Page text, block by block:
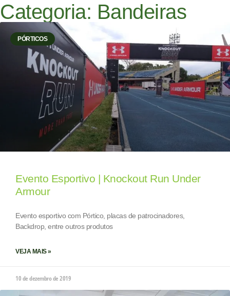
Categoria: Bandeiras
PÓRTICOS
Evento Esportivo | Knockout Run Under
Armour
Evento esportivo com Pórtico, placas de patrocinadores,
Backdrop, entre outros produtos
VEJA MAIS »
10 de dezembro de 2019